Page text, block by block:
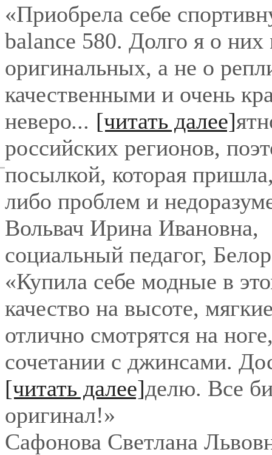
«Приобрела себе
balance 580. Долго я о
оригинальных, а не о
качественными и очень
неверо... [читать далее]
российских регионов,
посылкой, которая
либо проблем и
Вольвач Ирина Ивановна,
социальный педагог,
«Купила себе модные в
качество на высоте,
отлично смотрятся на
сочетании с джинсами.
[читать далее]делю. Все
оригинал!»
Сафонова Светлана